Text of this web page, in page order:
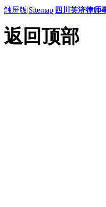
触屏版|Sitemap| 四川英济律师
返回顶部